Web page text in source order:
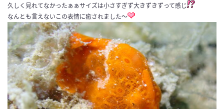
久しく見れてなかったぁぁサイズは小さすぎず大きずきずって感じ
なんとも言えないこの表情に癒されました〜